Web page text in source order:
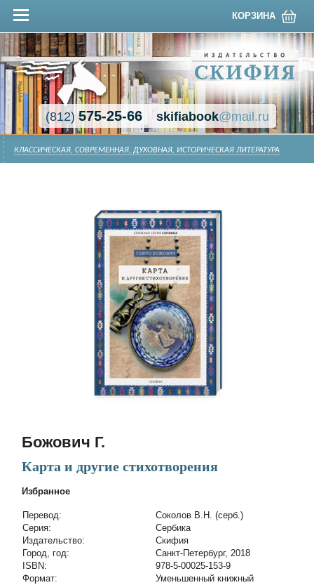
КОРЗИНА
(812)575-25-66 skifiabook@mail.ru
КЛАССИЧЕСКАЯ, СОВРЕМЕННАЯ, ДУХОВНАЯ, ИСТОРИЧЕСКАЯ ЛИТЕРАТУРА
Божович Г.
Карта и другие стихотворения
Избранное
Перевод:
Соколов В.Н. (серб.)
Cерия:
Сербика
Издательство:
Скифия
Город, год:
Санкт-Петербург, 2018
ISBN:
978-5-00025-153-9
Формат:
Уменьшенный книжный